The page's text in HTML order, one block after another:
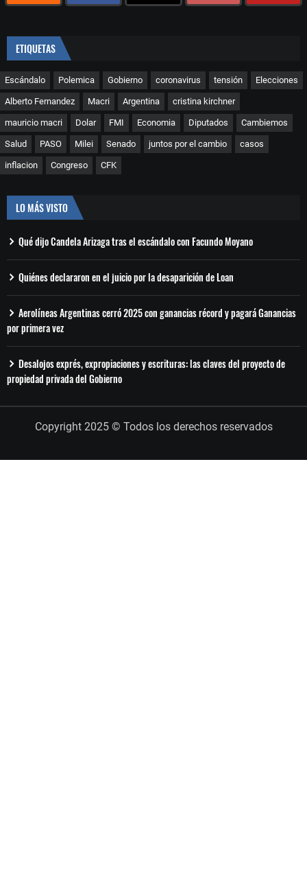
ETIQUETAS
Escándalo Polemica Gobierno coronavirus tensión Elecciones
Alberto Fernandez Macri Argentina cristina kirchner
mauricio macri Dolar FMI Economia Diputados Cambiemos
Salud PASO Milei Senado juntos por el cambio casos
inflacion Congreso CFK
LO MÁS VISTO
Qué dijo Candela Arizaga tras el escándalo con Facundo Moyano
Quiénes declararon en el juicio por la desaparición de Loan
Aerolíneas Argentinas cerró 2025 con ganancias récord y pagará Ganancias
por primera vez
Desalojos exprés, expropiaciones y escrituras: las claves del proyecto de
propiedad privada del Gobierno
Copyright 2025 © Todos los derechos reservados